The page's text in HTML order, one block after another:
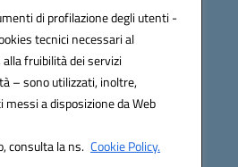
di profilazione degli utenti -
tecnici necessari al
fruibilità dei servizi
– sono utilizzati, inoltre,
a disposizione da Web
consulta la ns. Cookie Policy.